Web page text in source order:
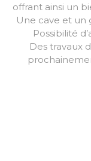
offrant ainsi un
Une cave et un
Possibilité
Des travaux